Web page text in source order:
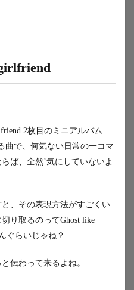
2枚目のミニアルバム
曲で、何気ない日常の一コマ
ば、全然’気にしていないよ
、その表現方法がすごくい
り取るのってGhost like
ぐらいじゃね？
伝わって来るよね。